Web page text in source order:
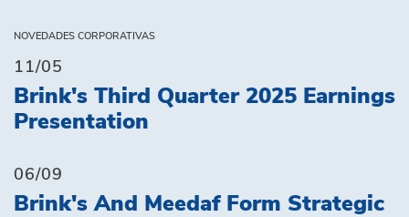
NOVEDADES CORPORATIVAS
11/05
Brink's Third Quarter 2025 Earnings
Presentation
06/09
Brink's And Meedaf Form Strategic